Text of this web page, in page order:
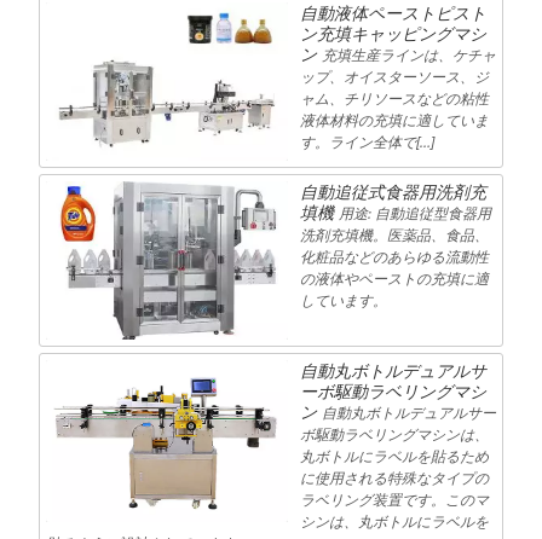
自動液体ペーストピスト
ン充填キャッピングマシ
ン 充填生産ラインは、ケチャ
ップ、オイスターソース、ジ
ャム、チリソースなどの粘性
液体材料の充填に適していま
す。ライン全体で[…]
自動追従式食器用洗剤充
填機 用途: 自動追従型食器用
洗剤充填機。医薬品、食品、
化粧品などのあらゆる流動性
の液体やペーストの充填に適
しています。
自動丸ボトルデュアルサ
ーボ駆動ラベリングマシ
ン 自動丸ボトルデュアルサー
ボ駆動ラベリングマシンは、
丸ボトルにラベルを貼るため
に使用される特殊なタイプの
ラベリング装置です。このマ
シンは、丸ボトルにラベルを